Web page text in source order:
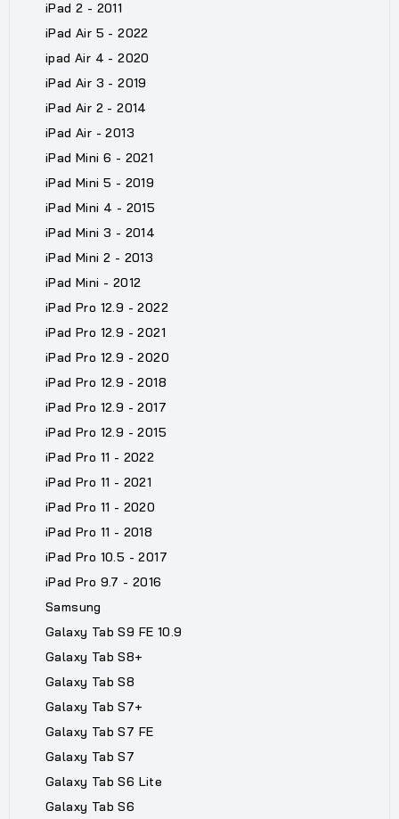
iPad 2 - 2011
iPad Air 5 - 2022
ipad Air 4 - 2020
iPad Air 3 - 2019
iPad Air 2 - 2014
iPad Air - 2013
iPad Mini 6 - 2021
iPad Mini 5 - 2019
iPad Mini 4 - 2015
iPad Mini 3 - 2014
iPad Mini 2 - 2013
iPad Mini - 2012
iPad Pro 12.9 - 2022
iPad Pro 12.9 - 2021
iPad Pro 12.9 - 2020
iPad Pro 12.9 - 2018
iPad Pro 12.9 - 2017
iPad Pro 12.9 - 2015
iPad Pro 11 - 2022
iPad Pro 11 - 2021
iPad Pro 11 - 2020
iPad Pro 11 - 2018
iPad Pro 10.5 - 2017
iPad Pro 9.7 - 2016
Samsung
Galaxy Tab S9 FE 10.9
Galaxy Tab S8+
Galaxy Tab S8
Galaxy Tab S7+
Galaxy Tab S7 FE
Galaxy Tab S7
Galaxy Tab S6 Lite
Galaxy Tab S6